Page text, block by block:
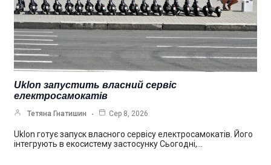
Uklon запустить власний сервіс
електросамокатів
Тетяна Гнатишин Сер 8, 2026
Uklon готує запуск власного сервісу електросамокатів. Його
інтегрують в екосистему застосунку Сьогодні,…